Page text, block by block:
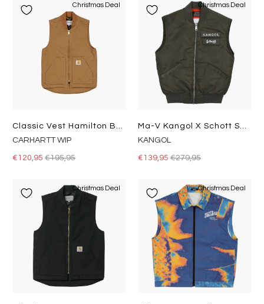
Christmas Deal
CARHARTT WIP
€120,95€195,95
Christmas Deal
KANGOL
€139,95 €279,95
Christmas Deal Christmas Deal